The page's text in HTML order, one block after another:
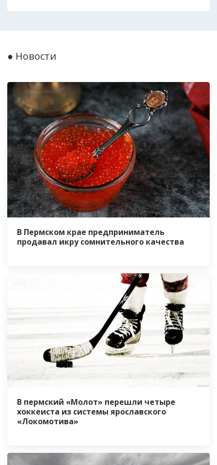
● Новости
В Пермском крае предприниматель
продавал икру сомнительного качества
В пермский «Молот» перешли четыре
хоккеиста из системы ярославского
«Локомотива»